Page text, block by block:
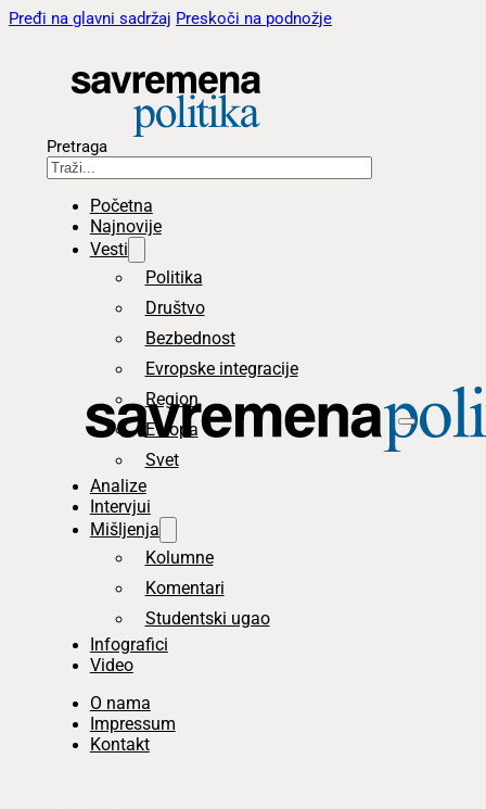
Pređi na glavni sadržaj Preskoči na podnožje
Pretraga
Početna
Najnovije
Vesti
Politika
Društvo
Bezbednost
Evropske integracije
Region
Evropa
Svet
Analize
Intervjui
Mišljenja
Kolumne
Komentari
Studentski ugao
Infografici
Video
O nama
Impressum
Kontakt